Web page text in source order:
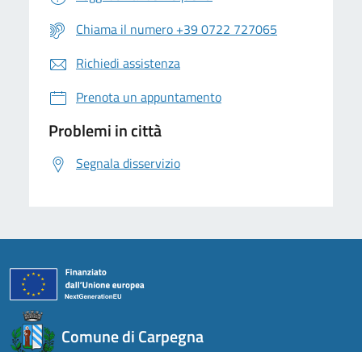
Chiama il numero +39 0722 727065
Richiedi assistenza
Prenota un appuntamento
Problemi in città
Segnala disservizio
Comune di Carpegna